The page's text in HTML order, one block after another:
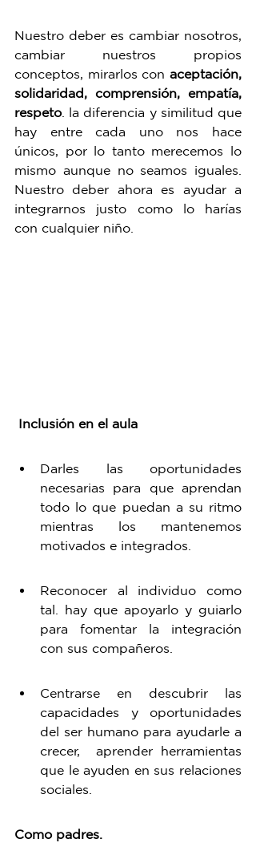
Nuestro deber es cambiar nosotros,
cambiar nuestros propios
conceptos, mirarlos con aceptación,
solidaridad, comprensión, empatía,
respeto. la diferencia y similitud que
hay entre cada uno nos hace
únicos, por lo tanto merecemos lo
mismo aunque no seamos iguales.
Nuestro deber ahora es ayudar a
integrarnos justo como lo harías
con cualquier niño.
Inclusión en el aula
Darles las oportunidades
necesarias para que aprendan
todo lo que puedan a su ritmo
mientras los mantenemos
motivados e integrados.
Reconocer al individuo como
tal. hay que apoyarlo y guiarlo
para fomentar la integración
con sus compañeros.
Centrarse en descubrir las
capacidades y oportunidades
del ser humano para ayudarle a
crecer,  aprender herramientas
que le ayuden en sus relaciones
sociales.
Como padres.